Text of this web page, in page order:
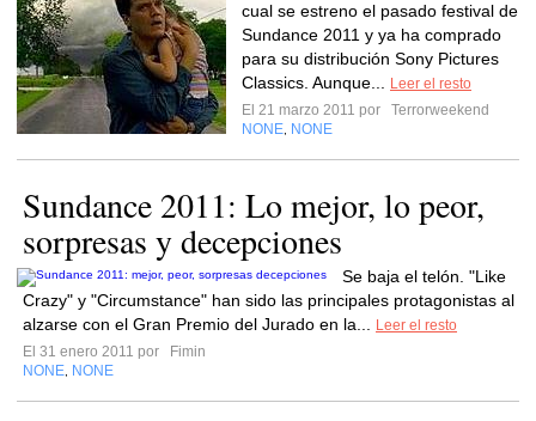
cual se estreno el pasado festival de
Sundance 2011 y ya ha comprado
para su distribución Sony Pictures
Classics. Aunque...
Leer el resto
El 21 marzo 2011 por
Terrorweekend
NONE NONE
Sundance 2011: Lo mejor, lo peor,
sorpresas y decepciones
Se baja el telón. "Like
Crazy" y "Circumstance" han sido las principales protagonistas al
alzarse con el Gran Premio del Jurado en la...
Leer el resto
El 31 enero 2011 por
Fimin
NONE NONE